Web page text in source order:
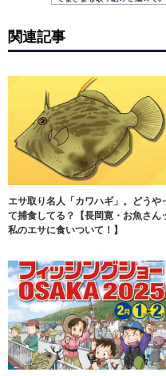
関連記事
エサ取り名人「カワハギ」。どうや
て捕食してる？【長岡寛・お魚さん
私のエサに食いついて！】